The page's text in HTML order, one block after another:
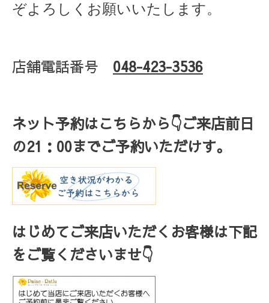
ぞよろしくお願いいたします。
店舗電話番号 048-423-3536
ネット予約はこちらから👇ご来店前日
の21 ： 00までご予約いただけす。
はじめてご来店いただくお客様は下記
をご覧くださいませ👇